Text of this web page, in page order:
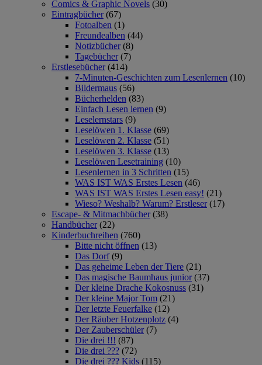
Comics & Graphic Novels (30)
Eintragbücher (67)
Fotoalben (1)
Freundealben (44)
Notizbücher (8)
Tagebücher (7)
Erstlesebücher (414)
7-Minuten-Geschichten zum Lesenlernen (10)
Bildermaus (56)
Bücherhelden (83)
Einfach Lesen lernen (9)
Leselernstars (9)
Leselöwen 1. Klasse (69)
Leselöwen 2. Klasse (51)
Leselöwen 3. Klasse (13)
Leselöwen Lesetraining (10)
Lesenlernen in 3 Schritten (15)
WAS IST WAS Erstes Lesen (46)
WAS IST WAS Erstes Lesen easy! (21)
Wieso? Weshalb? Warum? Erstleser (17)
Escape- & Mitmachbücher (38)
Handbücher (22)
Kinderbuchreihen (760)
Bitte nicht öffnen (13)
Das Dorf (9)
Das geheime Leben der Tiere (21)
Das magische Baumhaus junior (37)
Der kleine Drache Kokosnuss (31)
Der kleine Major Tom (21)
Der letzte Feuerfalke (12)
Der Räuber Hotzenplotz (4)
Der Zauberschüler (7)
Die drei !!! (87)
Die drei ??? (72)
Die drei ??? Kids (115)